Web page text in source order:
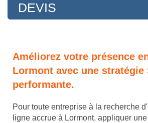
DEVIS
Améliorez votre présence
Lormont avec une stratégie
performante.
Pour toute entreprise à la recherche
ligne accrue à Lormont, appliquer